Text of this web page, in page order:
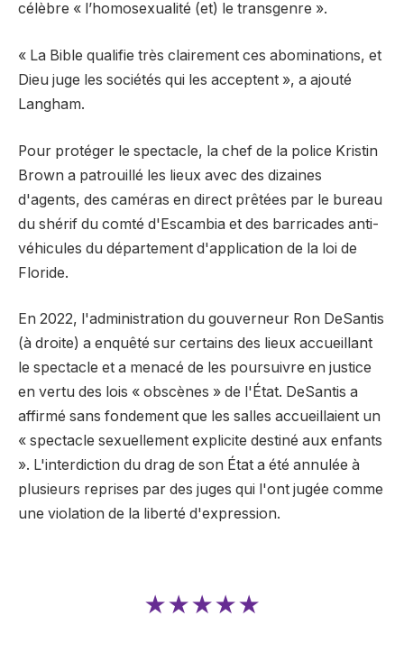
célèbre « l’homosexualité (et) le transgenre ».
« La Bible qualifie très clairement ces abominations, et
Dieu juge les sociétés qui les acceptent », a ajouté
Langham.
Pour protéger le spectacle, la chef de la police Kristin
Brown a patrouillé les lieux avec des dizaines
d'agents, des caméras en direct prêtées par le bureau
du shérif du comté d'Escambia et des barricades anti-
véhicules du département d'application de la loi de
Floride.
En 2022, l'administration du gouverneur Ron DeSantis
(à droite) a enquêté sur certains des lieux accueillant
le spectacle et a menacé de les poursuivre en justice
en vertu des lois « obscènes » de l'État. DeSantis a
affirmé sans fondement que les salles accueillaient un
« spectacle sexuellement explicite destiné aux enfants
». L'interdiction du drag de son État a été annulée à
plusieurs reprises par des juges qui l'ont jugée comme
une violation de la liberté d'expression.
★★★★★